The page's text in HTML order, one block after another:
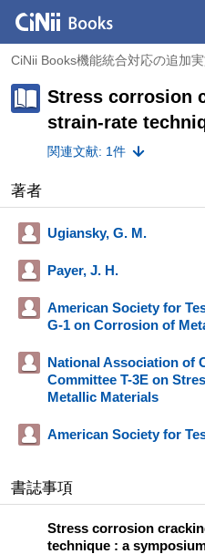
CiNii Books機能統合対応の追加
Stress corrosion
strain-rate
関連文献: 1件
著者
Ugiansky, G. M.
Payer, J. H.
American Society for
G-1 on Corrosion of
National Association of
Committee T-3E on
Metallic Materials
American Society for
書誌事項
Stress corrosion
technique : a